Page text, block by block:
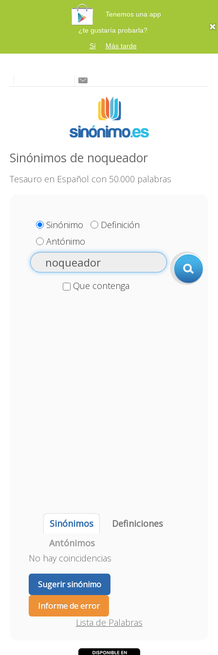
Tenemos una app
¿te gustaría probarla?
Sí
Más tarde
Sinónimos de noqueador
Tesauro en Español con 50.000 palabras
Sinónimo
Definición
Antónimo
Que contenga
Sinónimos
Definiciones
Antónimos
No hay coincidencias
Sugerir sinónimo
Informe de error
Lista de Palabras